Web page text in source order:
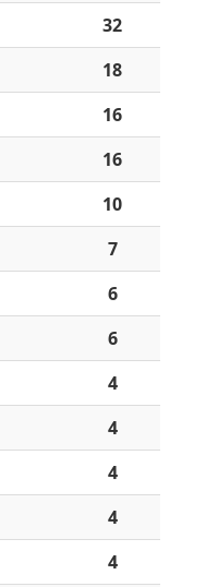
32
18
16
16
10
7
6
6
4
4
4
4
4